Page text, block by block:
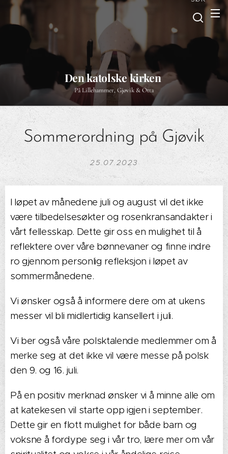
Den katolske kirken
På Lillehammer, Gjøvik & Otta
Sommerordning på Gjøvik
25.07.2023
I løpet av månedene juli og august vil det ikke
være tilbedelsesøkter og rosenkransandakter i
vårt fellesskap. Dette gir oss en mulighet til å
reflektere over våre bønnevaner og finne indre
ro gjennom personlig refleksjon i løpet av
sommermånedene.
Vi ønsker også å informere dere om at ukens
messer vil bli midlertidig kansellert i juli.
Vi ber også våre polsktalende medlemmer om å
merke seg at det ikke vil være messe på polsk
den 9. og 16. juli.
På en positiv merknad ønsker vi å minne alle om
at katekesen vil starte opp igjen i september.
Dette gir en flott mulighet for både barn og
voksne å fordype seg i vår tro, lære mer om vår